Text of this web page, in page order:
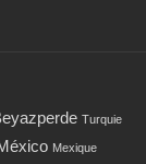
Turquie
Mexique